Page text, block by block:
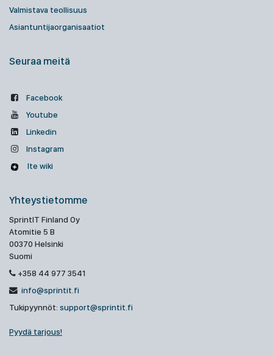
Valmistava teollisuus
Asiantuntijaorganisaatiot
Seuraa meitä
Facebook
Youtube
Linkedin
Instagram
Ite wiki
Yhteystietomme
SprintIT Finland Oy
Atomitie 5 B
00370 Helsinki
Suomi
+358 44 977 3541
info@sprintit.fi
Tukipyynnöt: support@sprintit.fi
Pyydä tarjous!